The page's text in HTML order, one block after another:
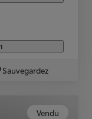
Sauvegardez
Vendu